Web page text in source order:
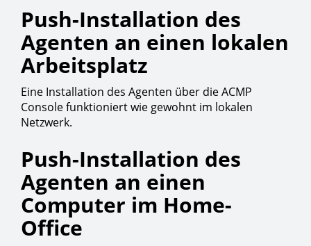
Push-Installation des
Agenten an einen lokalen
Arbeitsplatz
Eine Installation des Agenten über die ACMP
Console funktioniert wie gewohnt im lokalen
Netzwerk.
Push-Installation des
Agenten an einen
Computer im Home-
Office